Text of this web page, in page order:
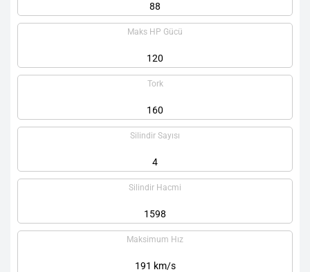
88
Maks HP Gücü
120
Tork
160
Silindir Sayısı
4
Silindir Hacmi
1598
Maksimum Hız
191 km/s